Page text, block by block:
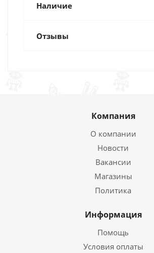
Наличие
Отзывы
Компания
О компании
Новости
Вакансии
Магазины
Политика
Информация
Помощь
Условия оплаты